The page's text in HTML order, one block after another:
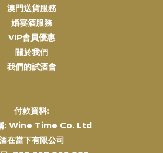
澳門送貨服務
婚宴酒服務
VIP會員優惠
關於我們
我們的試酒會
付款資料:
: Wine Time Co. Ltd
在當下有限公司